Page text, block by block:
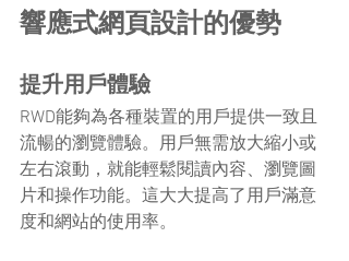
響應式網頁設計的優勢
提升用戶體驗
RWD能夠為各種裝置的用戶提供一致且
流暢的瀏覽體驗。用戶無需放大縮小或
左右滾動，就能輕鬆閱讀內容、瀏覽圖
片和操作功能。這大大提高了用戶滿意
度和網站的使用率。